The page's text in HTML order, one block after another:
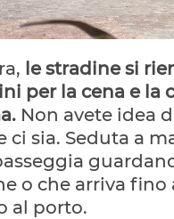
le stradine si
per la cena e la
Non avete idea
ci sia. Seduta a
o che arriva fino
al porto.